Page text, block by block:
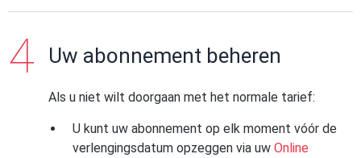
Uw abonnement beheren
Als u niet wilt doorgaan met het normale tarief:
U kunt uw abonnement op elk moment vóór de
verlengingsdatum opzeggen via uw Online